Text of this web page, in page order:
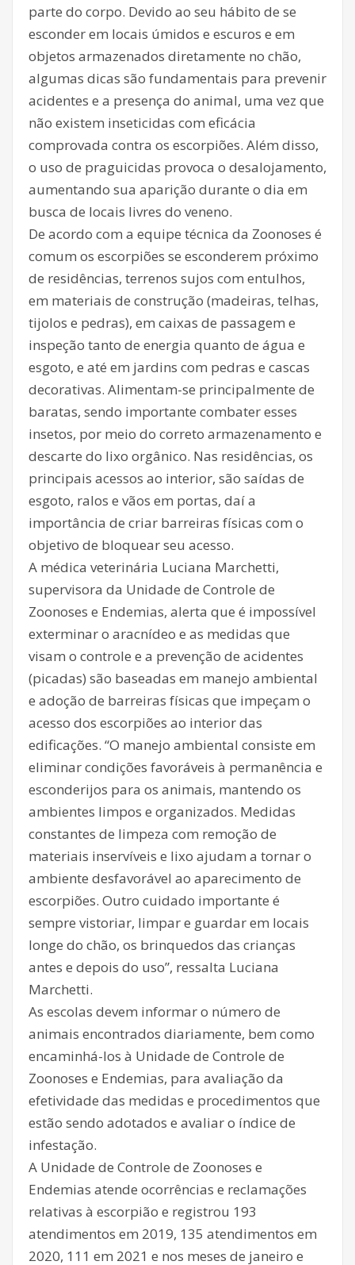
parte do corpo. Devido ao seu hábito de se
esconder em locais úmidos e escuros e em
objetos armazenados diretamente no chão,
algumas dicas são fundamentais para prevenir
acidentes e a presença do animal, uma vez que
não existem inseticidas com eficácia
comprovada contra os escorpiões. Além disso,
o uso de praguicidas provoca o desalojamento,
aumentando sua aparição durante o dia em
busca de locais livres do veneno.
De acordo com a equipe técnica da Zoonoses é
comum os escorpiões se esconderem próximo
de residências, terrenos sujos com entulhos,
em materiais de construção (madeiras, telhas,
tijolos e pedras), em caixas de passagem e
inspeção tanto de energia quanto de água e
esgoto, e até em jardins com pedras e cascas
decorativas. Alimentam-se principalmente de
baratas, sendo importante combater esses
insetos, por meio do correto armazenamento e
descarte do lixo orgânico. Nas residências, os
principais acessos ao interior, são saídas de
esgoto, ralos e vãos em portas, daí a
importância de criar barreiras físicas com o
objetivo de bloquear seu acesso.
A médica veterinária Luciana Marchetti,
supervisora da Unidade de Controle de
Zoonoses e Endemias, alerta que é impossível
exterminar o aracnídeo e as medidas que
visam o controle e a prevenção de acidentes
(picadas) são baseadas em manejo ambiental
e adoção de barreiras físicas que impeçam o
acesso dos escorpiões ao interior das
edificações. “O manejo ambiental consiste em
eliminar condições favoráveis à permanência e
esconderijos para os animais, mantendo os
ambientes limpos e organizados. Medidas
constantes de limpeza com remoção de
materiais inservíveis e lixo ajudam a tornar o
ambiente desfavorável ao aparecimento de
escorpiões. Outro cuidado importante é
sempre vistoriar, limpar e guardar em locais
longe do chão, os brinquedos das crianças
antes e depois do uso”, ressalta Luciana
Marchetti.
As escolas devem informar o número de
animais encontrados diariamente, bem como
encaminhá-los à Unidade de Controle de
Zoonoses e Endemias, para avaliação da
efetividade das medidas e procedimentos que
estão sendo adotados e avaliar o índice de
infestação.
A Unidade de Controle de Zoonoses e
Endemias atende ocorrências e reclamações
relativas à escorpião e registrou 193
atendimentos em 2019, 135 atendimentos em
2020, 111 em 2021 e nos meses de janeiro e